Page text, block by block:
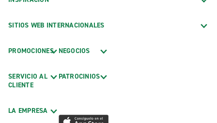
SITIOS WEB INTERNACIONALES
PROMOCIONES
SERVICIO AL
CLIENTE
LA EMPRESA
NEGOCIOS
PATROCINIOS